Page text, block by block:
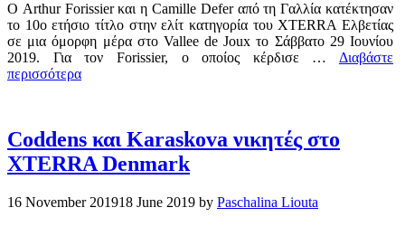
Ο Arthur Forissier και η Camille Defer από τη Γαλλία κατέκτησαν
το 10ο ετήσιο τίτλο στην ελίτ κατηγορία του XTERRA Ελβετίας
σε μια όμορφη μέρα στο Vallee de Joux το Σάββατο 29 Ιουνίου
2019. Για τον Forissier, ο οποίος κέρδισε … Διαβάστε
περισσότερα
Coddens και Karaskova νικητές στο
XTERRA Denmark
16 November 201918 June 2019 by Paschalina Liouta